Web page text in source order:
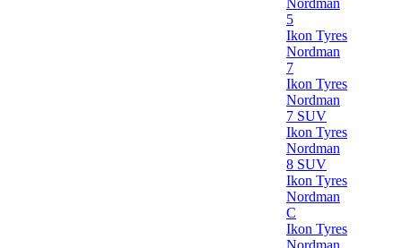
Nordman
5
Ikon Tyres
Nordman
7
Ikon Tyres
Nordman
7 SUV
Ikon Tyres
Nordman
8 SUV
Ikon Tyres
Nordman
C
Ikon Tyres
Nordman